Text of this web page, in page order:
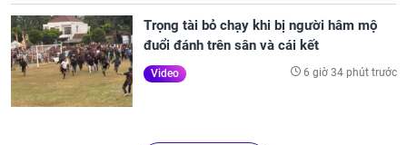
Trọng tài bỏ chạy khi bị người hâm mộ
đuổi đánh trên sân và cái kết
Video 6 giờ 34 phút trước